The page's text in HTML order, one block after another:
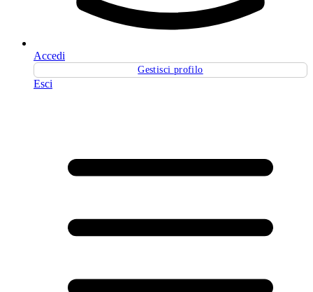
Accedi
Gestisci profilo
Esci